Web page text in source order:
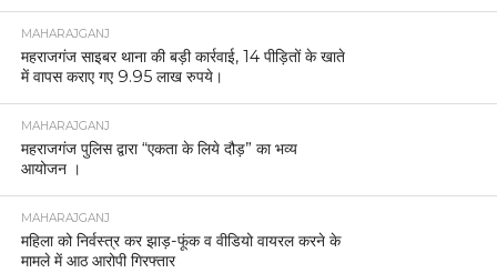
MAHARAJGANJ
महराजगंज साइबर थाना की बड़ी कार्रवाई, 14 पीड़ितों के खाते
में वापस कराए गए 9.95 लाख रुपये।
MAHARAJGANJ
महराजगंज पुलिस द्वारा “एकता के लिये दौड़” का भव्य
आयोजन ।
MAHARAJGANJ
महिला को निर्वस्त्र कर झाड़-फूंक व वीडियो वायरल करने के
मामले में आठ आरोपी गिरफ्तार